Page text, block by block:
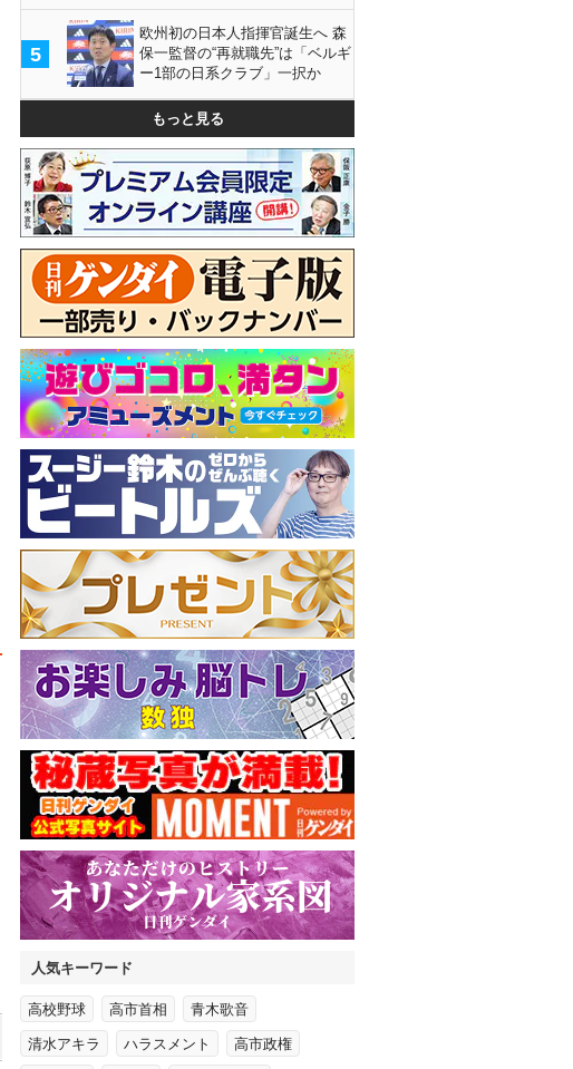
5
欧州初の日本人指揮官誕生へ 森
保一監督の“再就職先”は「ベルギ
ー1部の日系クラブ」一択か
もっと見る
人気キーワード
高校野球 高市首相 青木歌音
清水アキラ ハラスメント 高市政権